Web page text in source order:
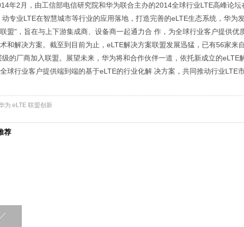
年2月，由工信部电信研究院和华为联合主办的2014全球行业LTE高峰论坛
动专业LTE在智慧城市等行业的应用落地，打造完善的eLTE生态系统，华为
盟"，旨在与上下游集成商、设备商一起通力合 作，为全球行业客户提供优
和解决方案。截至到目前为止，eLTE解决方案联盟发展迅猛，已有56家来
级的厂商加入联盟。展望未来，华为将和合作伙伴一道，依托新成立的eLTE
球行业客户提供端到端的基于eLTE的行业化解 决方案，共同推动行业LTE
为 eLTE 联盟创新
荐